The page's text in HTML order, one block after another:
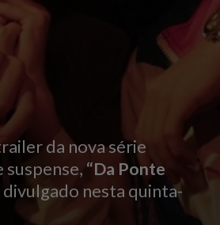
da nova série
suspense, “Da Ponte
divulgado nesta quinta-